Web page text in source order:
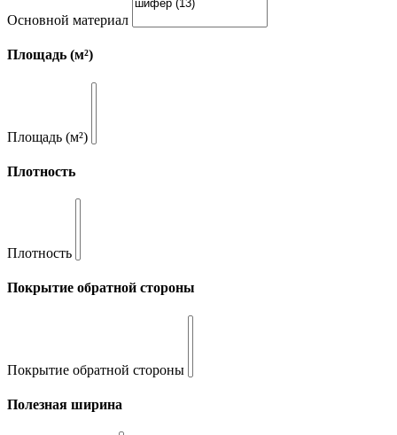
Основной материал
Площадь (м²)
Площадь (м²)
Плотность
Плотность
Покрытие обратной стороны
Покрытие обратной стороны
Полезная ширина